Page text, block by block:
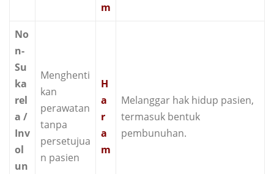
m
No
n-
Su
ka
rel
a /
Inv
ol
un
Menghenti
kan
perawatan
tanpa
persetujua
n pasien
H
a
r
a
m
Melanggar hak hidup pasien,
termasuk bentuk
pembunuhan.